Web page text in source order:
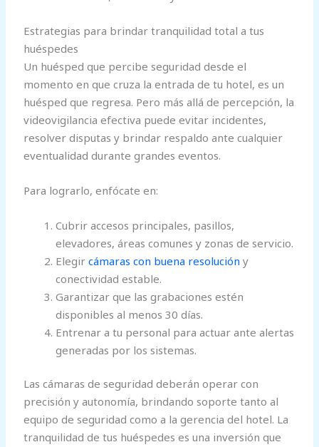
Estrategias para brindar tranquilidad total a tus
huéspedes
Un huésped que percibe seguridad desde el
momento en que cruza la entrada de tu hotel, es un
huésped que regresa. Pero más allá de percepción, la
videovigilancia efectiva puede evitar incidentes,
resolver disputas y brindar respaldo ante cualquier
eventualidad durante grandes eventos.
Para lograrlo, enfócate en:
Cubrir accesos principales, pasillos,
elevadores, áreas comunes y zonas de servicio.
Elegircámaras con buena resolución y
conectividad estable.
Garantizar que las grabaciones estén
disponibles al menos 30 días.
Entrenar a tu personal para actuar ante alertas
generadas por los sistemas.
Las cámaras de seguridad deberán operar con
precisión y autonomía, brindando soporte tanto al
equipo de seguridad como a la gerencia del hotel. La
tranquilidad de tus huéspedes es una inversión que